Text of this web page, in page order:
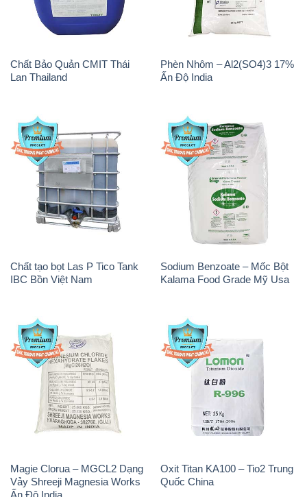
Chất tạo bọt Las P Tico Tank
IBC Bồn Việt Nam
Sodium Benzoate – Mốc Bột
Kalama Food Grade Mỹ Usa
Magie Clorua – MGCL2 Dạng
Vảy Shreeji Magnesia Works
Ấn Độ India
Oxit Titan KA100 – Tio2 Trung